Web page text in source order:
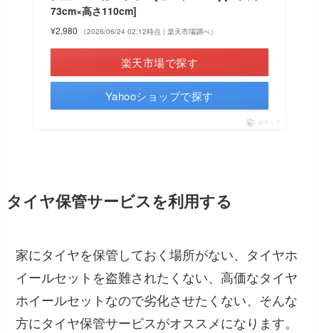
73cm×高さ110cm]
¥2,980 （2026/06/24 02:12時点 | 楽天市場調べ）
楽天市場で探す
Yahooショップで探す
ポチップ
タイヤ保管サービスを利用する
家にタイヤを保管しておく場所がない、タイヤホ
イールセットを盗難されたくない、高価なタイヤ
ホイールセットなので劣化させたくない、そんな
方にタイヤ保管サービスがオススメになります。